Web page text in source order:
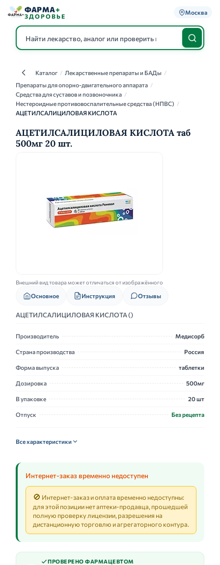
ФАРМА+
ЗДОРОВЬЕ
Москва
КаталогКаталог / Лекарственные препараты и БАДы /
Препараты для опорно-двигательного аппарата /
Средства для суставов и позвоночника /
Нестероидные противовоспалительные средства (НПВС) /
АЦЕТИЛСАЛИЦИЛОВАЯ КИСЛОТА
АЦЕТИЛСАЛИЦИЛОВАЯ КИСЛОТА таб
500мг 20 шт.
Внешний вид товара может отличаться от изображённого
Основное Инструкция Отзывы
АЦЕТИЛСАЛИЦИЛОВАЯ КИСЛОТА ()
Производитель Медисорб
Страна производства Россия
Форма выпуска таблетки
Дозировка 500мг
В упаковке 20 шт
Отпуск Без рецепта
Все характеристики
Интернет-заказ временно недоступен
🚫 Интернет-заказ и оплата временно недоступны:
для этой позиции нет аптеки-продавца, прошедшей
полную проверку лицензии, разрешения на
дистанционную торговлю и агрегаторного контура.
ПРОВЕРЕНО ФАРМАЦЕВТОМ